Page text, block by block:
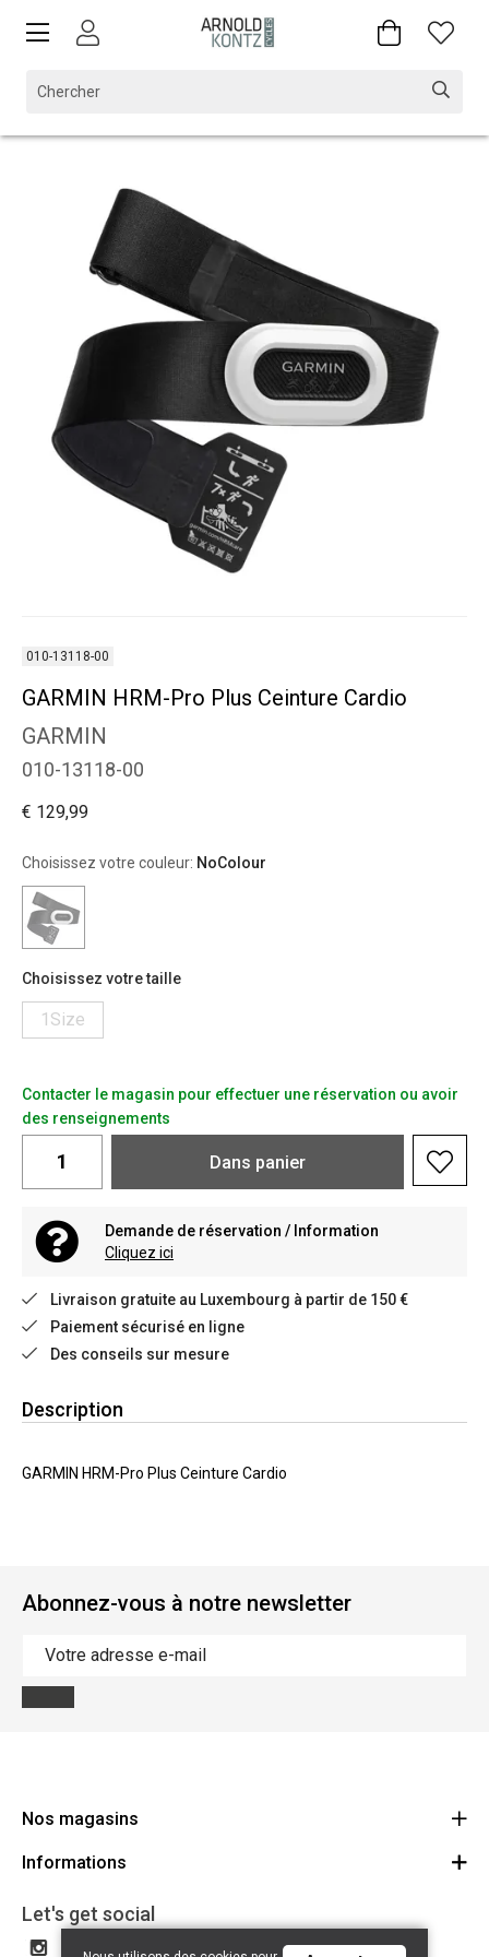
010-13118-00
GARMIN HRM-Pro Plus Ceinture Cardio
GARMIN
010-13118-00
€ 129,99
Choisissez votre couleur: NoColour
Choisissez votre taille
1Size
Contacter le magasin pour effectuer une réservation ou avoir
des renseignements
Dans panier
Demande de réservation / Information
Cliquez ici
Livraison gratuite au Luxembourg à partir de 150 €
Paiement sécurisé en ligne
Des conseils sur mesure
Description
GARMIN HRM-Pro Plus Ceinture Cardio
Abonnez-vous à notre newsletter
Nos magasins
Cycles Arnold Kontz Gare / Bonnevoie
+352 40 96 74 214 / +352 40 96 74 215
Informations
Conditions générales
Avertissement
Let's get social